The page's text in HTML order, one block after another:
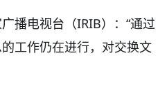
播电视台（IRIB）：“通过
工作仍在进行，对交换文